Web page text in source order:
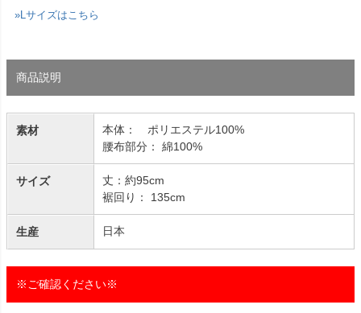
»Lサイズはこちら
商品説明
素材
本体： ポリエステル100%
腰布部分： 綿100%
サイズ
丈：約95cm
裾回り： 135cm
生産 日本
※ご確認ください※